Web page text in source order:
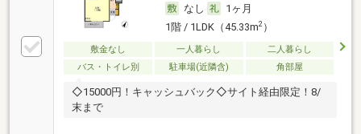
なし
1ヶ月
1階 / 1LDK（45.33m2）
敷金なし 一人暮らし
二人暮らし
バス・トイレ別
駐車場(近隣含) 角部屋
◇15000円！キャッシュバック◇サイト経由限定！8/
末まで